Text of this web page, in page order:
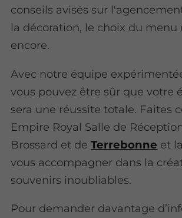
conseils avisés sur
la décoration, le choix du menu
encore.
Avec notre équipe
vous pouvez être sûr que votre
sera une réussite totale. Faites
Empire Royal Salle de
Brossard et deTerrebonne et
vous accompagner dans la
souvenirs inoubliables.
Pour demander davantage